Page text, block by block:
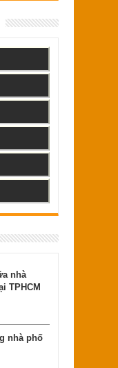
nhà
TPHCM
nhà phố